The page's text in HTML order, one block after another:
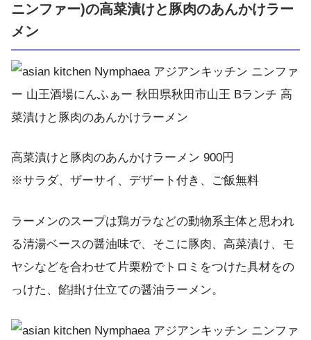
ニンファー)の高菜漬けと豚肉のあんかけラー
メン
高菜漬けと豚肉のあんかけラーメン 900円
※サラダ、ザーサイ、デザート付き、ご飯無料
ラーメンのスープは鶏ガラなどの動物系主体と思われ
る清湯ベースの醤油味で、そこに豚肉、高菜漬け、モ
ヤシなどを合わせて片栗粉でトロミをつけた具材をの
っけた、餡掛け仕立ての醤油ラーメン。